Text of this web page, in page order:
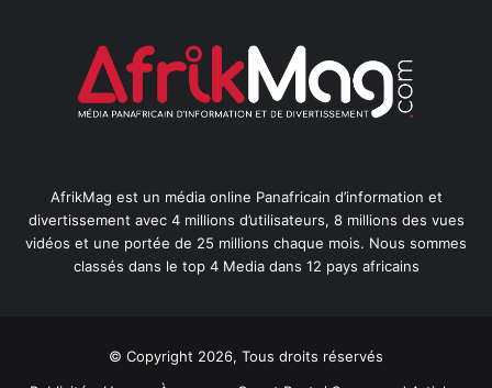
AfrikMag est un média online Panafricain d’information et
divertissement avec 4 millions d’utilisateurs, 8 millions des vues
vidéos et une portée de 25 millions chaque mois. Nous sommes
classés dans le top 4 Media dans 12 pays africains
© Copyright 2026, Tous droits réservés